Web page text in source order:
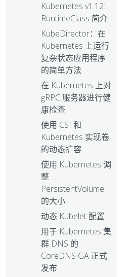
Kubernetes v1.12:
RuntimeClass 简介
KubeDirector：在
Kubernetes 上运行
复杂状态应用程序
的简单方法
在 Kubernetes 上对
gRPC 服务器进行健
康检查
使用 CSI 和
Kubernetes 实现卷
的动态扩容
使用 Kubernetes 调
整
PersistentVolume
的大小
动态 Kubelet 配置
用于 Kubernetes 集
群 DNS 的
CoreDNS GA 正式
发布